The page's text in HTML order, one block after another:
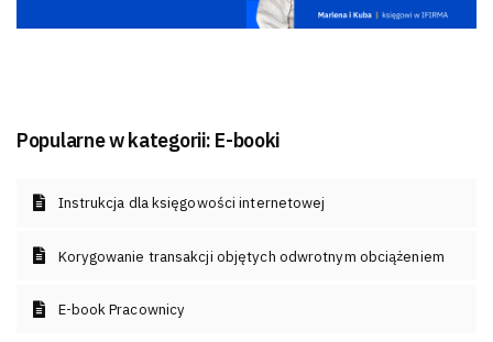
Popularne w kategorii: E-booki
Instrukcja dla księgowości internetowej
Korygowanie transakcji objętych odwrotnym obciążeniem
E-book Pracownicy